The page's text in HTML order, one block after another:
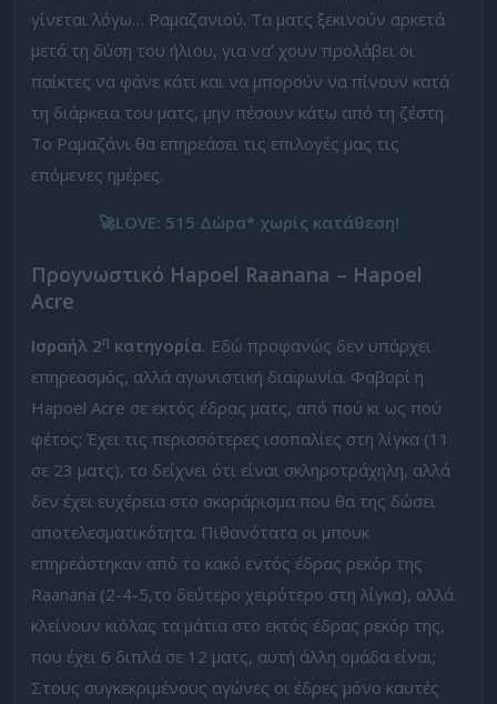
γίνεται λόγω… Ραμαζανιού. Τα ματς ξεκινούν αρκετά
μετά τη δύση του ήλιου, για να’ χουν προλάβει οι
παίκτες να φάνε κάτι και να μπορούν να πίνουν κατά
τη διάρκεια του ματς, μην πέσουν κάτω από τη ζέστη.
Το Ραμαζάνι θα επηρεάσει τις επιλογές μας τις
επόμενες ημέρες.
🚀LOVE: 515 Δώρα* χωρίς κατάθεση!
Προγνωστικό Hapoel Raanana – Hapoel
Acre
Ισραήλ 2η κατηγορία. Εδώ προφανώς δεν υπάρχει
επηρεασμός, αλλά αγωνιστική διαφωνία. Φαβορί η
Hapoel Acre σε εκτός έδρας ματς, από πού κι ως πού
φέτος; Έχει τις περισσότερες ισοπαλίες στη λίγκα (11
σε 23 ματς), το δείχνει ότι είναι σκληροτράχηλη, αλλά
δεν έχει ευχέρεια στο σκοράρισμα που θα της δώσει
αποτελεσματικότητα. Πιθανότατα οι μπουκ
επηρεάστηκαν από το κακό εντός έδρας ρεκόρ της
Raanana (2-4-5,το δεύτερο χειρότερο στη λίγκα), αλλά
κλείνουν κιόλας τα μάτια στο εκτός έδρας ρεκόρ της,
που έχει 6 διπλά σε 12 ματς, αυτή άλλη ομάδα είναι;
Στους συγκεκριμένους αγώνες οι έδρες μόνο καυτές